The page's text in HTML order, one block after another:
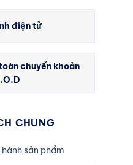
điện tử
chuyển khoản
CHUNG
sản phẩm